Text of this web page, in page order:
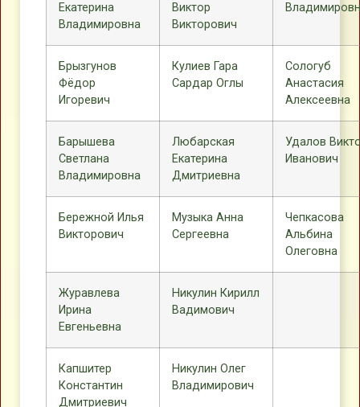
Екатерина
Владимировна
Виктор
Викторович
Брызгунов
Фёдор
Игоревич
Кулиев Гара
Сардар Оглы
Сологуб
Анастасия
Алексеевна
Барышева
Светлана
Владимировна
Любарская
Екатерина
Дмитриевна
Удалов
Иванович
Бережной Илья
Викторович
Музыка Анна
Сергеевна
Чепкасова
Альбина
Олеговна
Журавлева
Ирина
Евгеньевна
Никулин Кирилл
Вадимович
Капшитер
Константин
Дмитриевич
Никулин Олег
Владимирович